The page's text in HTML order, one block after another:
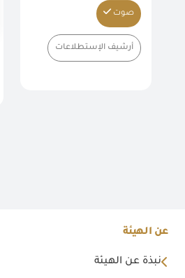
صوت
أرشيف الإستطلاعات
عن الهيئة
نبذة عن الهيئة